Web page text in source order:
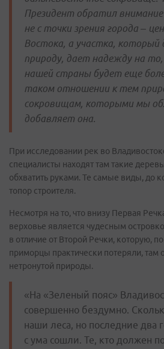
Президент обратил
не с точки зрения города –
Востока, а участка, который
природу, дает надежду на
нашей страны будет еще
таком отношении к тем
сокровищам, которыми мы
добавляет она.
При исследовании рек во
специалисты находят там такие
обхватить руками. Те самые виды, до
топор строителя.
Несмотря на то, что внизу Первая
верховье является чудесным
в отличие от Второй Речки, которую,
приморцы практически потеряли, там
нетронутой природы.
«На «Зеленый пояс»
совершенно бездумно.
наши леса, но последние два
с ума сошли. Те, кто должен